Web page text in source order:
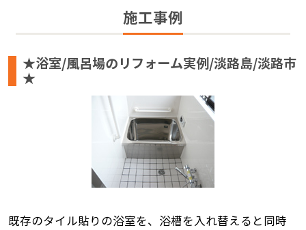
施工事例
★浴室/風呂場のリフォーム実例/淡路島/淡路市
★
既存のタイル貼りの浴室を、浴槽を入れ替えると同時